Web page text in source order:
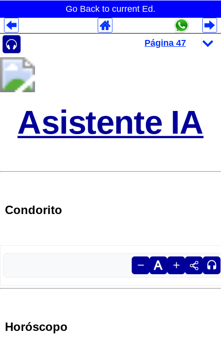
Go Back to current Ed.
Asistente IA
Condorito
Horóscopo
Despliegues Analytics
Despliegues Totales
Despliegues por Rubros